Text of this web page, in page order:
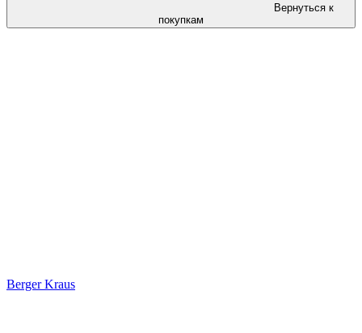
Вернуться к
покупкам
Berger Kraus